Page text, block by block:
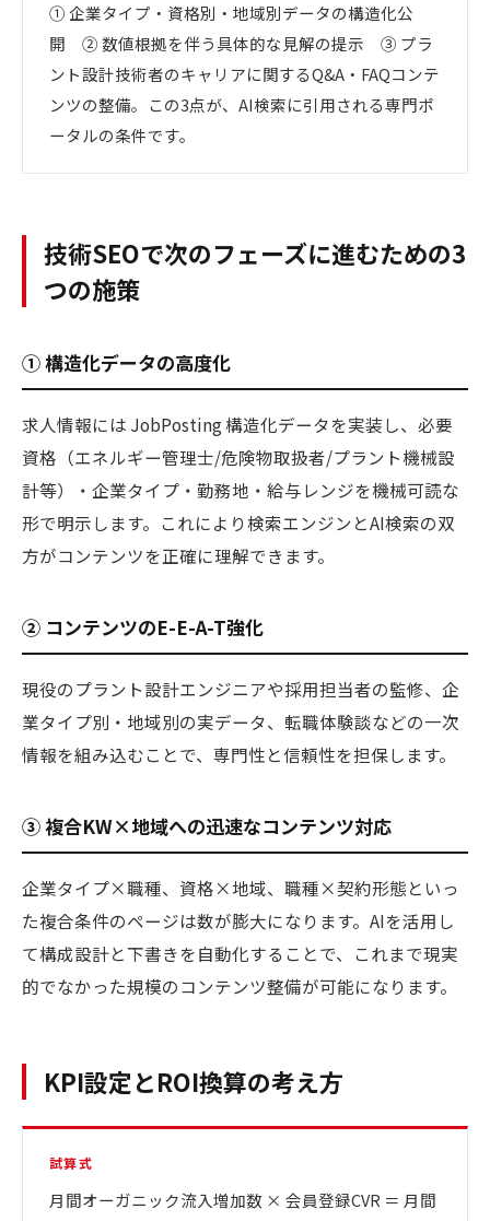
① 企業タイプ・資格別・地域別データの構造化公
開 ② 数値根拠を伴う具体的な見解の提示 ③ プラ
ント設計技術者のキャリアに関するQ&A・FAQコンテ
ンツの整備。この3点が、AI検索に引用される専門ポ
ータルの条件です。
技術SEOで次のフェーズに進むための3
つの施策
① 構造化データの高度化
求人情報には JobPosting 構造化データを実装し、必要
資格（エネルギー管理士/危険物取扱者/プラント機械設
計等）・企業タイプ・勤務地・給与レンジを機械可読な
形で明示します。これにより検索エンジンとAI検索の双
方がコンテンツを正確に理解できます。
② コンテンツのE-E-A-T強化
現役のプラント設計エンジニアや採用担当者の監修、企
業タイプ別・地域別の実データ、転職体験談などの一次
情報を組み込むことで、専門性と信頼性を担保します。
③ 複合KW×地域への迅速なコンテンツ対応
企業タイプ×職種、資格×地域、職種×契約形態といっ
た複合条件のページは数が膨大になります。AIを活用し
て構成設計と下書きを自動化することで、これまで現実
的でなかった規模のコンテンツ整備が可能になります。
KPI設定とROI換算の考え方
試算式
月間オーガニック流入増加数 × 会員登録CVR ＝ 月間